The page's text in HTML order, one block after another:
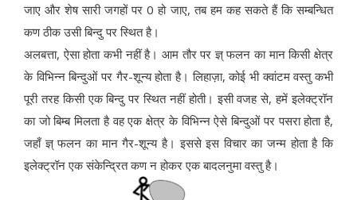
जाए और शेष सारी जगहों पर 0 हो जाए, तब हम कह सकते हैं कि सम्बन्धित
कण ठीक उसी बिन्दु पर स्थित है।
अलबत्ता, ऐसा होता कभी नहीं है। आम तौर पर ज्ञ् फलन का मान किसी क्षेत्र
के विभिन्न बिन्दुओं पर गैर-शून्य होता है। लिहाज़ा, कोई भी क्वांटम वस्तु कभी
पूरी तरह किसी एक बिन्दु पर स्थित नहीं होती। इसी वजह से, हमें इलेक्ट्रॉन
का जो बिम्ब मिलता है वह एक क्षेत्र के विभिन्न ऐसे बिन्दुओं पर पसरा होता है,
जहाँ ज्ञ् फलन का मान गैर-शून्य है। इससे इस विचार का जन्म होता है कि
इलेक्ट्रॉन एक संकेन्द्रित कण न होकर एक बादलनुमा वस्तु है।